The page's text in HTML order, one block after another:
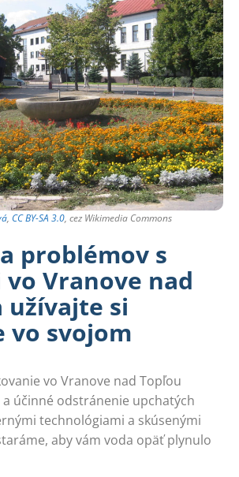
, CC BY-SA 3.0, cez Wikimedia Commons
problémov s
Vranove nad
užívajte si
vo svojom
vo Vranove nad Topľou
účinné odstránenie upchatých
technológiami a skúsenými
aby vám voda opäť plynulo